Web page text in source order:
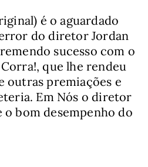
é o aguardado
do diretor Jordan
sucesso com o
que lhe rendeu
outras premiações e
Em Nós o diretor
o bom desempenho do